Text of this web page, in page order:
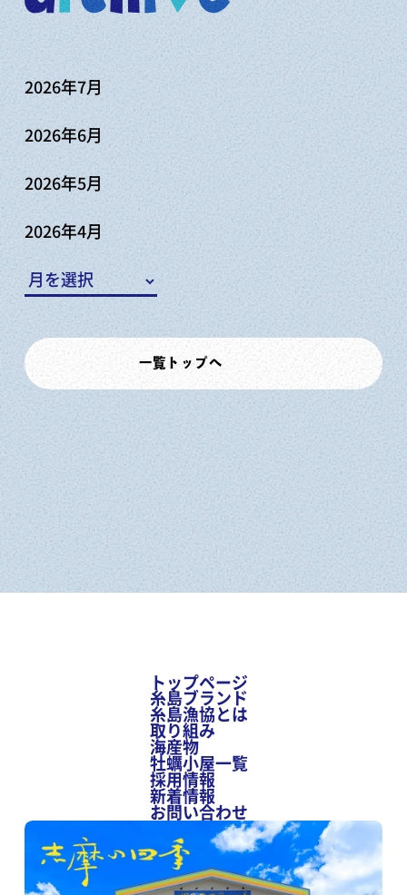
2026年7月
2026年6月
2026年5月
2026年4月
一覧トップへ
牡蠣小屋一覧
トップページ
糸島ブランド
糸島漁協とは
取り組み
海産物
牡蠣小屋一覧
採用情報
新着情報
お問い合わせ